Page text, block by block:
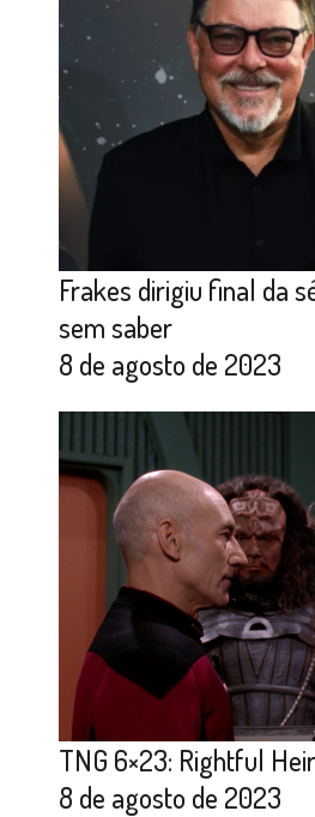
Frakes dirigiu final da
sem saber
8 de agosto de 2023
TNG 6×23: Rightful Heir
8 de agosto de 2023